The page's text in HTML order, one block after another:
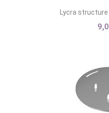
Lycra structure